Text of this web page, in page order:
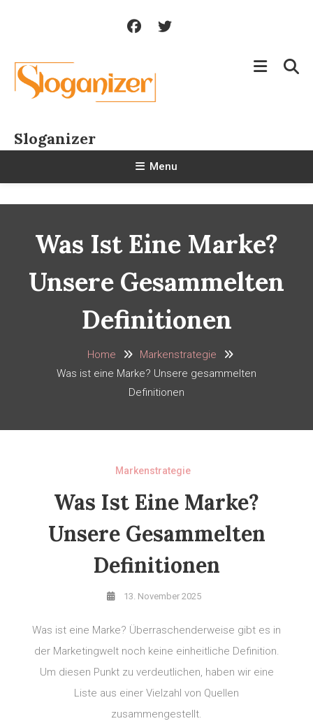
Sloganizer
Menu
Was Ist Eine Marke?
Unsere Gesammelten
Definitionen
Home
Markenstrategie
Was ist eine Marke? Unsere gesammelten
Definitionen
Markenstrategie
Was Ist Eine Marke?
Unsere Gesammelten
Definitionen
13. November 2025
Was ist eine Marke? Überraschenderweise gibt es in
der Marketingwelt noch keine einheitliche Definition.
Um diesen Punkt zu verdeutlichen, haben wir eine
Liste aus einer Vielzahl von Quellen
zusammengestellt.